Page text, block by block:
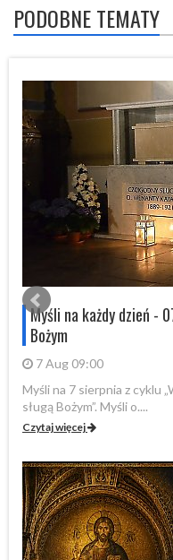
PODOBNE TEMATY
Myśli na każdy dzień -
Bożym
7 Aug 09:00
Myśli na 7 sierpnia z cyklu
sługą Bożym”. Myśli o....
Czytaj więcej